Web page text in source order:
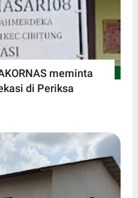
meminta
di Periksa